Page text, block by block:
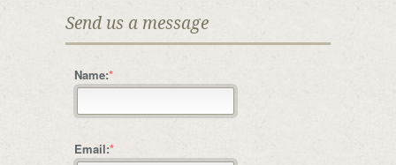
Send us a message
Name:*
Email:*